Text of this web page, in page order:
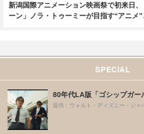
新潟国際アニメーション映画祭で初来日
ーン」ノラ・トゥーミーが目指す“アニメ”
SPECIAL
80年代LA版「ゴシップガー
提供：ウォルト・ディズニー・ジャ